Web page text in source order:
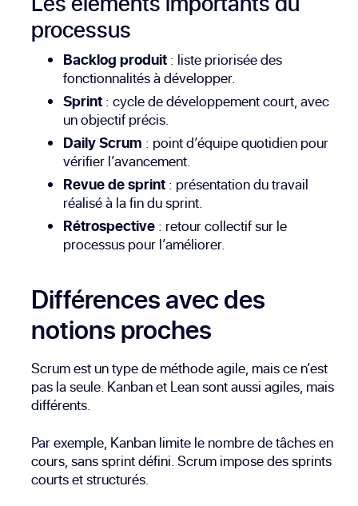
processus
Backlog produit : liste priorisée des
fonctionnalités à développer.
Sprint : cycle de développement court, avec
un objectif précis.
Daily Scrum : point d’équipe quotidien pour
vérifier l’avancement.
Revue de sprint : présentation du travail
réalisé à la fin du sprint.
Rétrospective : retour collectif sur le
processus pour l’améliorer.
Différences avec des
notions proches
Scrum est un type de méthode agile, mais ce n’est
pas la seule. Kanban et Lean sont aussi agiles, mais
différents.
Par exemple, Kanban limite le nombre de tâches en
cours, sans sprint défini. Scrum impose des sprints
courts et structurés.